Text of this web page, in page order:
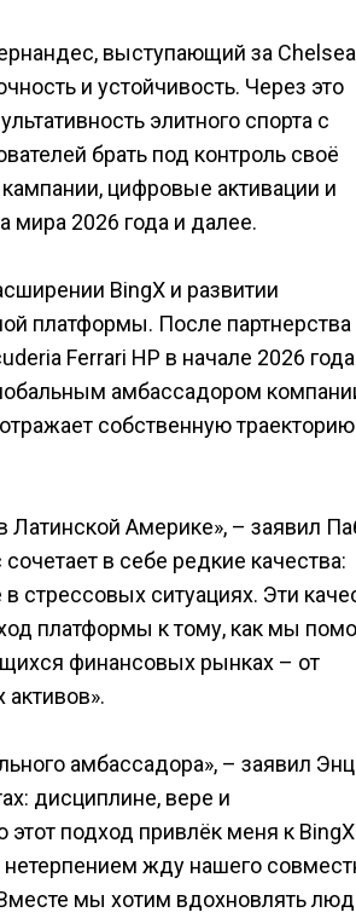
выступающий за Chelsea
и устойчивость. Через это
элитного спорта с
брать под контроль своё
цифровые активации и
мира 2026 года и далее.
BingX и развитии
платформы. После партнерства
Ferrari HP в начале 2026
амбассадором
собственную
Латинской Америке», – заявил
в себе редкие качества:
стрессовых ситуациях. Эти
платформы к тому, как мы
финансовых рынках – от
амбассадора», – заявил
дисциплине, вере и
подход привлёк меня к
жду нашего
мы хотим вдохновлять